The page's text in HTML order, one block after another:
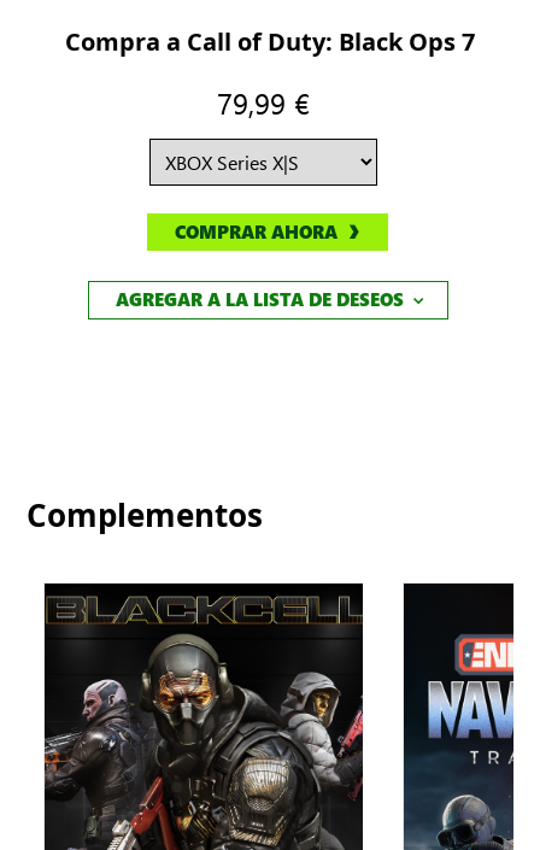
Compra a Call of Duty: Black Ops 7
79,99 €
COMPRAR AHORA
AGREGAR A LA LISTA DE DESEOS
Complementos